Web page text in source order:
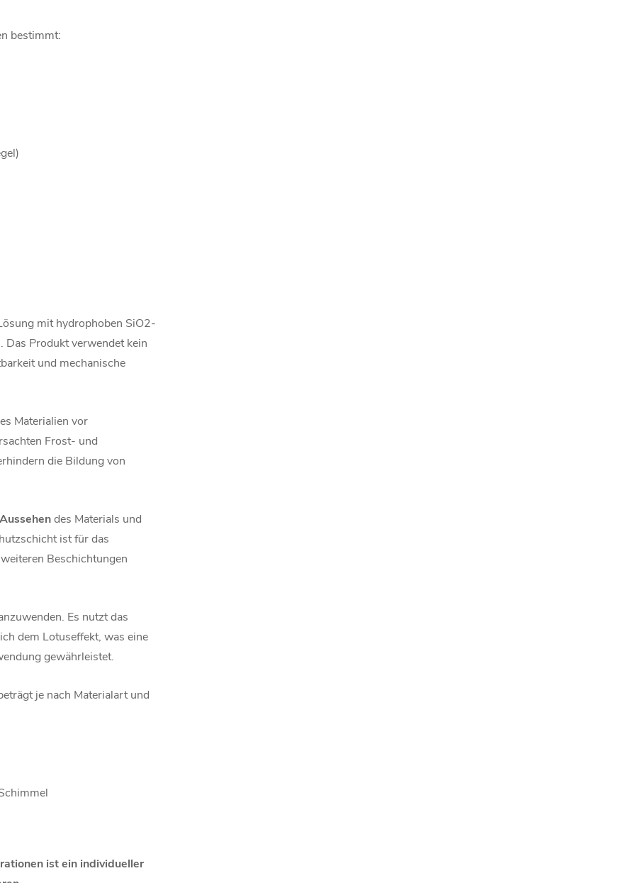
bestimmt:
mit hydrophoben SiO2-
Das Produkt verwendet kein
und mechanische
Materialien vor
Frost- und
die Bildung von
Aussehendes Materials und
ist für das
Beschichtungen
Es nutzt das
dem Lotuseffekt, was eine
gewährleistet.
je nach Materialart und
ist ein individueller